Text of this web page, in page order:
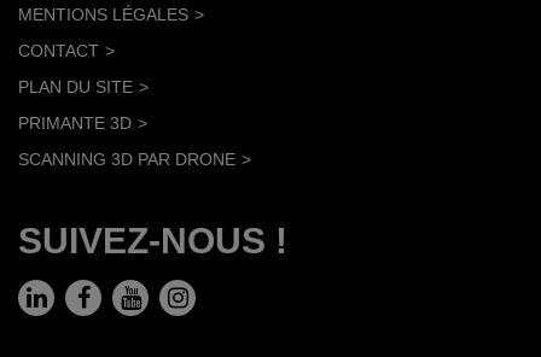
MENTIONS LÉGALES
CONTACT
PLAN DU SITE
PRIMANTE 3D
SCANNING 3D PAR DRONE
SUIVEZ-NOUS !